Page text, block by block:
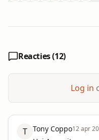
Reacties (12)
Log in
T Tony Coppo12 apr